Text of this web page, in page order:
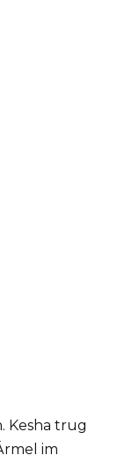
Kesha trug
im